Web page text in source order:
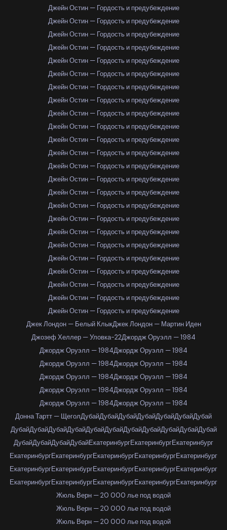
Джейн Остин — Гордость и предубеждение
Джейн Остин — Гордость и предубеждение
Джейн Остин — Гордость и предубеждение
Джейн Остин — Гордость и предубеждение
Джейн Остин — Гордость и предубеждение
Джейн Остин — Гордость и предубеждение
Джейн Остин — Гордость и предубеждение
Джейн Остин — Гордость и предубеждение
Джейн Остин — Гордость и предубеждение
Джейн Остин — Гордость и предубеждение
Джейн Остин — Гордость и предубеждение
Джейн Остин — Гордость и предубеждение
Джейн Остин — Гордость и предубеждение
Джейн Остин — Гордость и предубеждение
Джейн Остин — Гордость и предубеждение
Джейн Остин — Гордость и предубеждение
Джейн Остин — Гордость и предубеждение
Джейн Остин — Гордость и предубеждение
Джейн Остин — Гордость и предубеждение
Джейн Остин — Гордость и предубеждение
Джейн Остин — Гордость и предубеждение
Джейн Остин — Гордость и предубеждение
Джейн Остин — Гордость и предубеждение
Джейн Остин — Гордость и предубеждение
Джек Лондон — Белый КлыкДжек Лондон — Мартин Иден
Джозеф Хеллер — Уловка-22Джордж Оруэлл — 1984
Джордж Оруэлл — 1984Джордж Оруэлл — 1984
Джордж Оруэлл — 1984Джордж Оруэлл — 1984
Джордж Оруэлл — 1984Джордж Оруэлл — 1984
Джордж Оруэлл — 1984Джордж Оруэлл — 1984
Джордж Оруэлл — 1984Джордж Оруэлл — 1984
Донна Тартт — ЩеголДубайДубайДубайДубайДубайДубайДубай
ДубайДубайДубайДубайДубайДубайДубайДубайДубайДубайДубай
ДубайДубайДубайДубайЕкатеринбургЕкатеринбургЕкатеринбург
ЕкатеринбургЕкатеринбургЕкатеринбургЕкатеринбургЕкатеринбург
ЕкатеринбургЕкатеринбургЕкатеринбургЕкатеринбургЕкатеринбург
ЕкатеринбургЕкатеринбургЕкатеринбургЕкатеринбургЕкатеринбург
Жюль Верн — 20 000 лье под водой
Жюль Верн — 20 000 лье под водой
Жюль Верн — 20 000 лье под водой